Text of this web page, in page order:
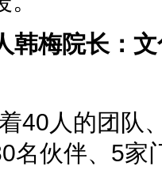
韩梅院长：
40人的团队
名伙伴、5家